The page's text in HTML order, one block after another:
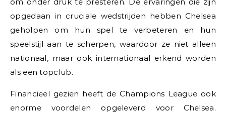
opgedaan in cruciale wedstrijden hebben Chelsea
geholpen om hun spel te verbeteren en hun
speelstijl aan te scherpen, waardoor ze niet alleen
nationaal, maar ook internationaal erkend worden
als een topclub.
Financieel gezien heeft de Champions League ook
enorme voordelen opgeleverd voor Chelsea.